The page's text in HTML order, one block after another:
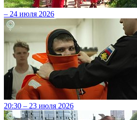
– 24 июля 2026
20:30 – 23 июля 2026